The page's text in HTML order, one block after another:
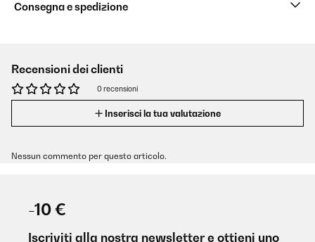
Consegna e spedizione
Recensioni dei clienti
0 recensioni
Inserisci la tua valutazione
Nessun commento per questo articolo.
-10 €
Iscriviti alla nostra newsletter e ottieni uno